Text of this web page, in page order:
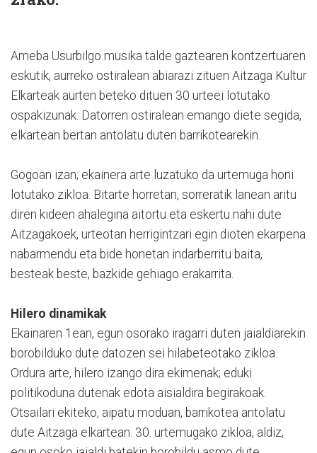
Ameba Usurbilgo musika talde gaztearen kontzertuaren
eskutik, aurreko ostiralean abiarazi zituen Aitzaga Kultur
Elkarteak aurten beteko dituen 30 urteei lotutako
ospakizunak. Datorren ostiralean emango diete segida,
elkartean bertan antolatu duten barrikotearekin.
Gogoan izan; ekainera arte luzatuko da urtemuga honi
lotutako zikloa. Bitarte horretan, sorreratik lanean aritu
diren kideen ahalegina aitortu eta eskertu nahi dute
Aitzagakoek, urteotan herrigintzari egin dioten ekarpena
nabarmendu eta bide honetan indarberritu baita,
besteak beste, bazkide gehiago erakarrita.
Hilero dinamikak
Ekainaren 1ean, egun osorako iragarri duten jaialdiarekin
borobilduko dute datozen sei hilabeteotako zikloa.
Ordura arte, hilero izango dira ekimenak; eduki
politikoduna dutenak edota aisialdira begirakoak.
Otsailari ekiteko, aipatu moduan, barrikotea antolatu
dute Aitzaga elkartean. 30. urtemugako zikloa, aldiz,